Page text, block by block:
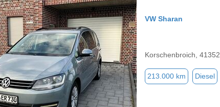
VW Sharan
Korschenbroich, 41352
213.000 km Diesel